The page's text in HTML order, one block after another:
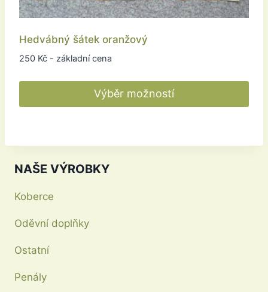
Hedvábný šátek oranžový
250 Kč - základní cena
Výběr možností
má
více
Možnosti
vybrat
produktu
NAŠE VÝROBKY
Koberce
Oděvní doplňky
Ostatní
Penály